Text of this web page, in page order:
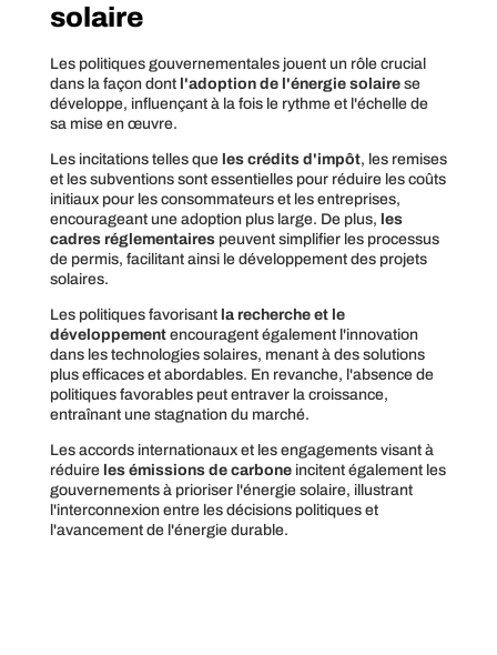
solaire
Les politiques gouvernementales jouent un rôle crucial
dans la façon dont l'adoption de l'énergie solairese
développe, influençant à la fois le rythme et l'échelle de
sa mise en œuvre.
Les incitations telles que les crédits d'impôt, les remises
et les subventions sont essentielles pour réduire les coûts
initiaux pour les consommateurs et les entreprises,
encourageant une adoption plus large. De plus, les
cadres réglementairespeuvent simplifier les processus
de permis, facilitant ainsi le développement des projets
solaires.
Les politiques favorisant la recherche et le
développementencouragent également l'innovation
dans les technologies solaires, menant à des solutions
plus efficaces et abordables. En revanche, l'absence de
politiques favorables peut entraver la croissance,
entraînant une stagnation du marché.
Les accords internationaux et les engagements visant à
réduire les émissions de carboneincitent également les
gouvernements à prioriser l'énergie solaire, illustrant
l'interconnexion entre les décisions politiques et
l'avancement de l'énergie durable.